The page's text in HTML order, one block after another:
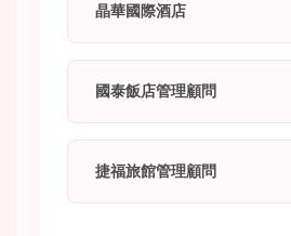
晶華國際酒店
國泰飯店管理顧問
捷福旅館管理顧問